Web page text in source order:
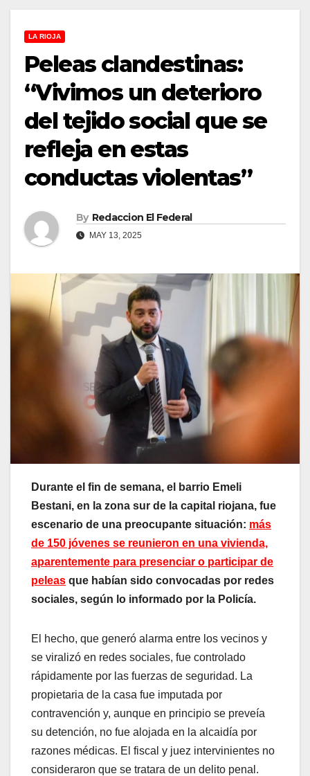
LA RIOJA
Peleas clandestinas:
“Vivimos un deterioro
del tejido social que se
refleja en estas
conductas violentas”
By Redaccion El Federal
MAY 13, 2025
Durante el fin de semana, el barrio Emeli
Bestani, en la zona sur de la capital riojana, fue
escenario de una preocupante situación: más
de 150 jóvenes se reunieron en una vivienda,
aparentemente para presenciar o participar de
peleas que habían sido convocadas por redes
sociales, según lo informado por la Policía.
El hecho, que generó alarma entre los vecinos y
se viralizó en redes sociales, fue controlado
rápidamente por las fuerzas de seguridad. La
propietaria de la casa fue imputada por
contravención y, aunque en principio se preveía
su detención, no fue alojada en la alcaidía por
razones médicas. El fiscal y juez intervinientes no
consideraron que se tratara de un delito penal.